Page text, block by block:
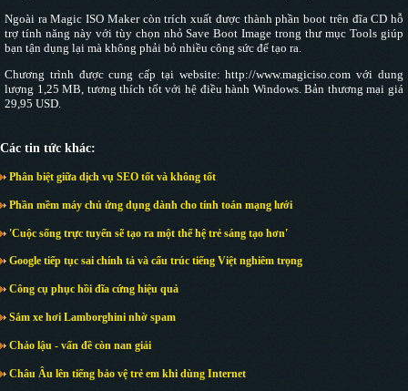
Ngoài ra Magic ISO Maker còn trích xuất được thành phần boot trên đĩa CD hỗ
trợ tính năng này với tùy chọn nhỏ Save Boot Image trong thư mục Tools giúp
bạn tận dụng lại mà không phải bỏ nhiều công sức để tạo ra.
Chương trình được cung cấp tại website: http://www.magiciso.com với dung
lượng 1,25 MB, tương thích tốt với hệ điều hành Windows. Bản thương mại giá
29,95 USD.
Các tin tức khác:
Phân biệt giữa dịch vụ SEO tốt và không tốt
Phần mềm máy chủ ứng dụng dành cho tính toán mạng lưới
'Cuộc sống trực tuyến sẽ tạo ra một thế hệ trẻ sáng tạo hơn'
Google tiếp tục sai chính tả và cấu trúc tiếng Việt nghiêm trọng
Công cụ phục hồi đĩa cứng hiệu quả
Sắm xe hơi Lamborghini nhờ spam
Chảo lậu - vấn đề còn nan giải
Châu Âu lên tiếng bảo vệ trẻ em khi dùng Internet